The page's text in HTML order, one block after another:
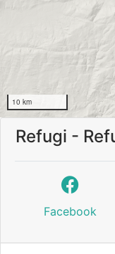
10 km
Refugi -
Facebook